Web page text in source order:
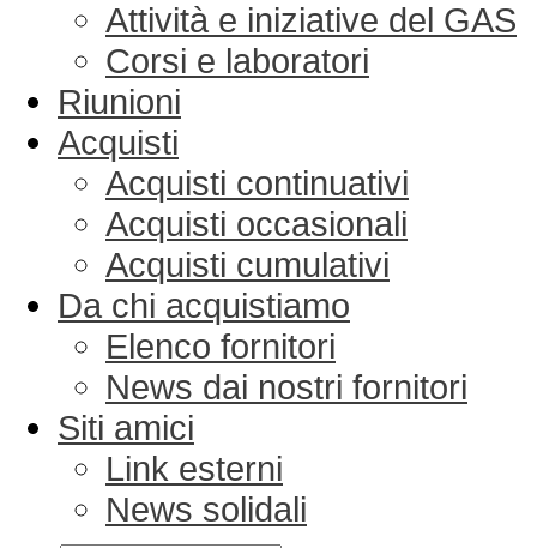
Attività e iniziative del GAS
Corsi e laboratori
Riunioni
Acquisti
Acquisti continuativi
Acquisti occasionali
Acquisti cumulativi
Da chi acquistiamo
Elenco fornitori
News dai nostri fornitori
Siti amici
Link esterni
News solidali